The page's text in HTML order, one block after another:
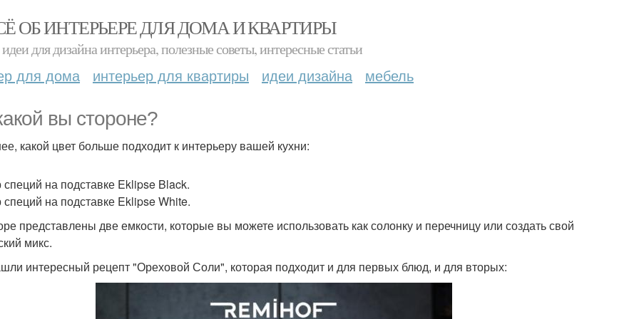
ОБ ИНТЕРЬЕРЕ ДЛЯ ДОМА И КВАРТИРЫ
для дизайна интерьера, полезные советы, интересные статьи
для дома интерьер для квартиры идеи дизайна мебель
вы стороне?
какой цвет больше подходит к интерьеру вашей кухни:
на подставке Eklipse Black.
на подставке Eklipse White.
представлены две емкости, которые вы можете использовать как солонку и перечницу или создать свой
микс.
интересный рецепт "Ореховой Соли", которая подходит и для первых блюд, и для вторых: